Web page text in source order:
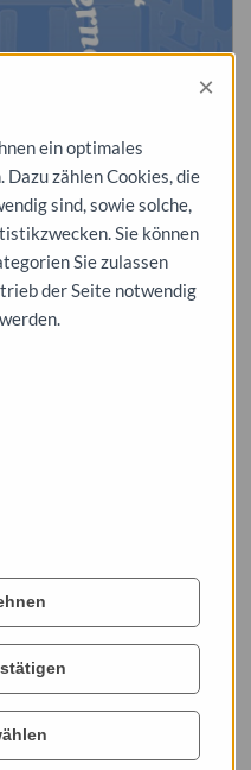
Stadtarchiv
Dessau-Roßlau, Band 28
×
ein optimales
zählen Cookies, die
sind, sowie solche,
Sie können
Sie zulassen
der Seite notwendig